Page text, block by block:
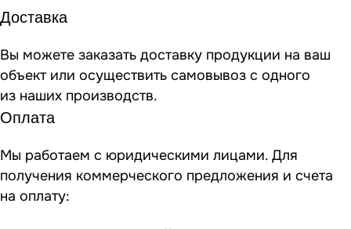
Доставка
Вы можете заказать доставку продукции на ваш
объект или осуществить самовывоз с одного
из наших производств.
Оплата
Мы работаем с юридическими лицами. Для
получения коммерческого предложения и счета
на оплату: